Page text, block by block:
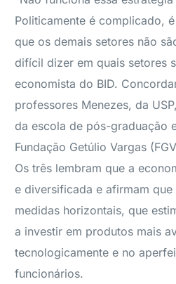
Politicamente é complicado,
que os demais setores não
difícil dizer em quais setores
economista do BID.
professores Menezes, da
da escola de pós-graduação
Fundação Getúlio Vargas
Os três lembram que a
e diversificada e afirmam
medidas horizontais, que
a investir em produtos mais
tecnologicamente e no
funcionários.